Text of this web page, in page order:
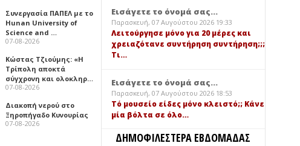
Συνεργασία ΠΑΠΕΛ με το
Hunan University of
Science and …
07-08-2026
Κώστας Τζιούμης: «Η
Τρίπολη αποκτά
σύγχρονη και ολοκληρ…
07-08-2026
Διακοπή νερού στο
Ξηροπήγαδο Κυνουρίας
07-08-2026
Εισάγετε το όνομά σας...
Παρασκευή, 07 Αυγούστου 2026 19:33
Λειτούργησε μόνο για 20 μέρες και
χρειαζότανε συντήρηση συντήρηση;;;
Τι…
Εισάγετε το όνομά σας...
Παρασκευή, 07 Αυγούστου 2026 18:53
Τό μουσείο είδες μόνο κλειστό;; Κάνε
μία βόλτα σε όλο…
ΔΗΜΟΦΙΛΕΣΤΕΡΑ ΕΒΔΟΜΑΔΑΣ